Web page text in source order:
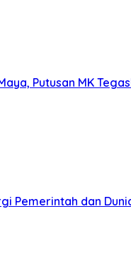
Putusan MK
Pemerintah dan